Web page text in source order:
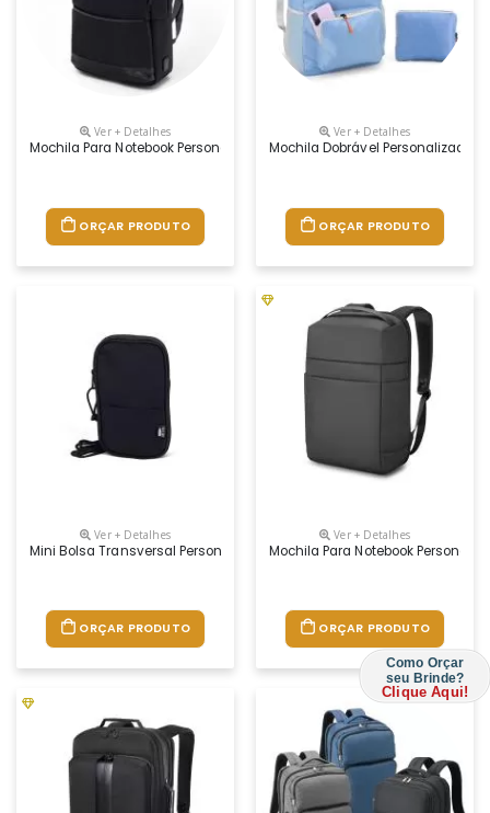
Ver + Detalhes
Mochila Para Notebook Personalizada
ORÇAR PRODUTO
Ver + Detalhes
Mochila Dobrável Personalizada
ORÇAR PRODUTO
Ver + Detalhes
Mini Bolsa Transversal Personalizada
ORÇAR PRODUTO
Ver + Detalhes
Mochila Para Notebook
ORÇAR PRODUTO
Como Orçar
seu Brinde?
Clique Aqui!